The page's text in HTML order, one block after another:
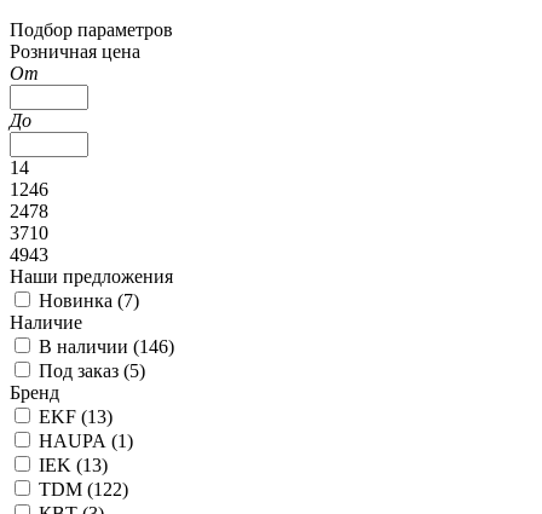
Подбор параметров
Розничная цена
От
До
14
1246
2478
3710
4943
Наши предложения
Новинка (7)
Наличие
В наличии (146)
Под заказ (5)
Бренд
EKF (13)
HAUPA (1)
IEK (13)
TDM (122)